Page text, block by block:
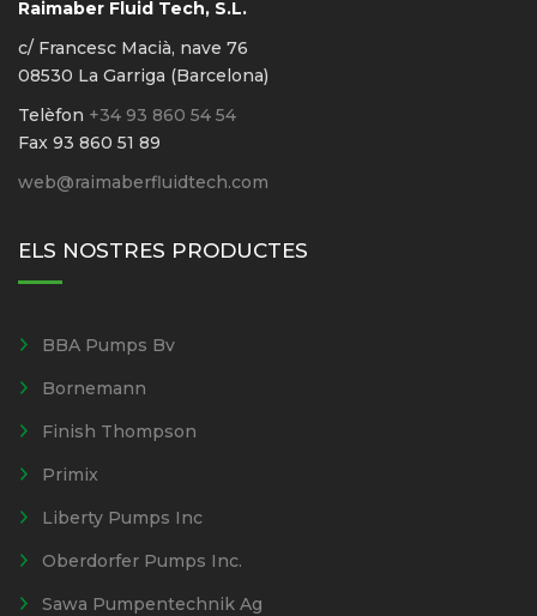
Raimaber Fluid Tech, S.L.
c/ Francesc Macià, nave 76
08530 La Garriga (Barcelona)
Telèfon +34 93 860 54 54
Fax 93 860 51 89
web@raimaberfluidtech.com
ELS NOSTRES PRODUCTES
BBA Pumps Bv
Bornemann
Finish Thompson
Primix
Liberty Pumps Inc
Oberdorfer Pumps Inc.
Sawa Pumpentechnik Ag